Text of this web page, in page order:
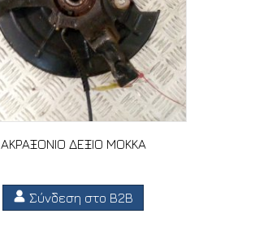
ΑΚΡΑΞΟΝΙΟ ΔΕΞΙΟ MOKKA
Σύνδεση στο B2B